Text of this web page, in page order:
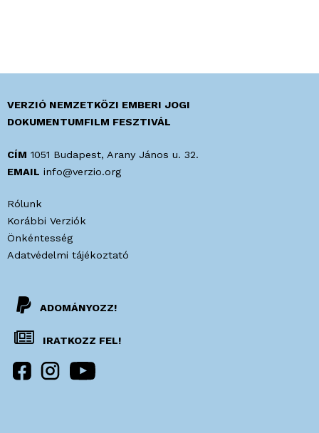
VERZIÓ NEMZETKÖZI EMBERI JOGI
DOKUMENTUMFILM FESZTIVÁL
CÍM 1051 Budapest, Arany János u. 32.
EMAIL info@verzio.org
ADOMÁNYOZZ!
IRATKOZZ FEL!
Rólunk
Korábbi Verziók
Önkéntesség
Adatvédelmi tájékoztató